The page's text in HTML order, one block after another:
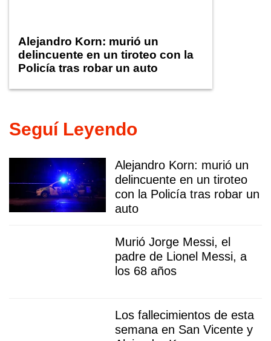
Alejandro Korn: murió un
delincuente en un tiroteo con la
Policía tras robar un auto
Seguí Leyendo
Alejandro Korn: murió un
delincuente en un tiroteo
con la Policía tras robar un
auto
Murió Jorge Messi, el
padre de Lionel Messi, a
los 68 años
Los fallecimientos de esta
semana en San Vicente y